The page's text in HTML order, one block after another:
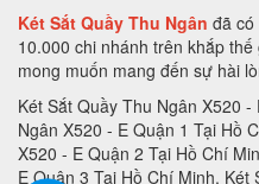
Két Sắt Quầy Thu Ngân đã có
10.000 chi nhánh trên khắp
mong muốn mang đến sự hài
Két Sắt Quầy Thu Ngân X520 - E Hồ Chí Minh, Két Sắt Quầy Thu Ngân X520 - E Quận 1 Tại Hồ Chí Minh, Két Sắt Quầy Thu Ngân X520 - E Quận 2 Tại Hồ Chí Minh, Két Sắt Quầy Thu Ngân X520 - E Quận 3 Tại Hồ Chí Minh, Két Sắt Quầy Thu Ngân X520 - E Quận 4 Tại Hồ Chí Minh, Két Sắt Quầy Thu Ngân X520 - E Quận 5 Tại Hồ Chí Minh, Két Sắt Quầy Thu Ngân X520 - E Quận 6 Tại Hồ Chí Minh, Két Sắt Quầy Thu Ngân X520 - E Quận 7 Tại Hồ Chí Minh, Két Sắt Quầy Thu Ngân X520 - E Quận 9 Tại Hồ Chí Minh, Két Sắt Quầy Thu Ngân X520 - E Quận 10 Tại Hồ Chí Minh, Két Sắt Quầy Thu Ngân X520 - E Quận 11 Tại Hồ Chí Minh, Két Sắt Quầy Thu Ngân X520 - E Quận 12 Tại Hồ Chí Minh, Két Sắt Quầy Thu Ngân X520 - E Quận Thủ Đức Tại Hồ Chí Minh, Két Sắt Quầy Thu Ngân X520 - E Quận Bình Thạnh Tại Hồ Chí Minh, Két Sắt Quầy Thu Ngân X520 - E Quận Gò Vấp Tại Hồ Chí Minh, Két Sắt Quầy Thu Ngân X520 - E Quận Phú Nhuận Tại Hồ Chí Minh, Két Sắt Quầy Thu Ngân X520 - E Quận Tân Phú Tại Hồ Chí Minh, Két Sắt Quầy Thu Ngân X520 - E Quận Bình Tân Tại Hồ Chí Minh, Két Sắt Quầy Thu Ngân X520 - E Quận Tân Bình Tại Hồ Chí Minh, Két Sắt Quầy Thu Ngân X520 - E Hà Nội, Két Sắt Quầy Thu Ngân X520 - E Quận Ba Đình Hà Nội, Két Sắt Quầy Thu Ngân X520 - E Quận Hoàn Kiếm Hà Nội, Két Sắt Quầy Thu Ngân X520 - E Quận Hai Bà Trưng Hà Nội, Két Sắt Quầy Thu Ngân X520 - E Quận Đống Đa Hà Nội, Két Sắt Quầy Thu Ngân X520 - E Quận Tây Hồ Hà Nội, Két Sắt Quầy Thu Ngân X520 - E Quận Đống Đa Hà Nội, Két Sắt Quầy Thu Ngân X520 - E Quận Thanh Xuân Hà Nội, Két Sắt Quầy Thu Ngân X520 - E Quận Hoàng Mai Hà Nội, Két Sắt Quầy Thu Ngân X520 - E Quận Long Biên Hà Nội, Két Sắt Quầy Thu Ngân X520 - E Quận Đống Đa Hà Nội, Két Sắt Quầy Thu Ngân X520 - E Huyện Thanh Trì Hà Nội, Két Sắt Quầy Thu Ngân X520 - E Huyện Gia Lâm Hà Nội, Két Sắt Quầy Thu Ngân X520 - E Huyện Đông Anh Hà Nội, Két Sắt Quầy Thu Ngân X520 - E Huyện Sóc Sơn Hà Nội, Két Sắt Quầy Thu Ngân X520 - E Quận Hà Đông Hà Nội, Két Sắt Quầy Thu Ngân X520 - E Thị xã Sơn Tây Hà Nội, Két Sắt Quầy Thu Ngân X520 - E Huyện Ba Vì Hà Nội, Két Sắt Quầy Thu Ngân X520 - E Huyện Phúc Thọ Hà Nội, Két Sắt Quầy Thu Ngân X520 - E Huyện Thạch Thất Hà Nội, Két Sắt Quầy Thu Ngân X520 - E Huyện Quốc Oai Hà Nội, Két Sắt Quầy Thu Ngân X520 - E Huyện Chương Mỹ Hà Nội, Két Sắt Quầy Thu Ngân X520 - E Huyện Đan Phượng Hà Nội, Két Sắt Quầy Thu Ngân X520 - E Huyện Hoài Đức Hà Nội, Két Sắt Quầy Thu Ngân X520 - E Huyện Thanh Oai Hà Nội, Két Sắt Quầy Thu Ngân X520 - E Huyện Mỹ Đức Hà Nội, Két Sắt Quầy Thu Ngân X520 - E Huyện Ứng Hoà Hà Nội, Két Sắt Quầy Thu Ngân X520 - E Huyện Thường Tín Hà Nội, Két Sắt Quầy Thu Ngân X520 - E Huyện Phú Xuyên Hà Nội, Két Sắt Quầy Thu Ngân X520 - E Huyện Mê Linh Hà Nội, Két Sắt Quầy Thu Ngân X520 - E Quận Nam Từ Liên Hà Nội, Két Sắt Quầy Thu Ngân X520 - E An Giang, Két Sắt Quầy Thu Ngân X520 - E Thành phố Long Xuyên Tỉnh An Giang, Két Sắt Quầy Thu Ngân X520 - E Thành phố Châu Đốc Tỉnh An Giang, Két Sắt Quầy Thu Ngân X520 - E Huyện An Phú Tỉnh An Giang, Két Sắt Quầy Thu Ngân X520 - E Thị xã Tân Châu, Két Sắt Quầy Thu Ngân X520 - E Huyện Phú Tân, Két Sắt Quầy Thu Ngân X520 - E Huyện Châu Phú, Két Sắt Quầy Thu Ngân X520 - E Huyện Tịnh Biên, Két Sắt Quầy Thu Ngân X520 - E Huyện Tri Tôn, Két Sắt Quầy Thu Ngân X520 - E Huyện Châu Thành Tỉnh An Giang, Két Sắt Quầy Thu Ngân X520 - E Huyện Chợ Mới Tỉnh An Giang, Két Sắt Quầy Thu Ngân X520 - E Huyện Thoại Sơn Tỉnh An Giang, Két Sắt Quầy Thu Ngân X520 - E Vũng Tàu, Két Sắt Quầy Thu Ngân X520 - E Thành phố Vũng Tàu Tại Bà Rịa - Vũng Tàu, Két Sắt Quầy Thu Ngân X520 - E Thành phố Bà Rịa Tại Bà Rịa - Vũng Tàu, Két Sắt Quầy Thu Ngân X520 - E Huyện Châu Đức Tại Bà Rịa - Vũng Tàu, Két Sắt Quầy Thu Ngân X520 - E Huyện Xuyên Mộc Tại Bà Rịa - Vũng Tàu, Két Sắt Quầy Thu Ngân X520 - E Huyện Long Điền Tại Bà Rịa - Két Sắt Quầy Thu Ngân X520 - E Cần Thơ, Két Sắt Quầy Thu Ngân X520 - E Tại Thành phố Cần Thơ Tỉnh Cần Thơ, Két Sắt Quầy Thu Ngân X520 - E Tại Quận Ninh Kiều Tỉnh Cần Thơ, Két Sắt Quầy Thu Ngân X520 - E Tại Quận Ô Môn Tỉnh Cần Thơ, Két Sắt Quầy Thu Ngân X520 - E Tại Quận Bình Thuỷ Tỉnh Cần Thơ, Két Sắt Quầy Thu Ngân X520 - E Tại Quận Cái Răng Tỉnh Cần Thơ, Két Sắt Quầy Thu Ngân X520 - E Tại Quận Thốt Nốt Tỉnh Cần Thơ, Két Sắt Quầy Thu Ngân X520 - E Tại Huyện Vĩnh Thạnh Tỉnh Cần Thơ, Két Sắt Quầy Thu Ngân X520 - E Tại Huyện Cờ Đỏ Tỉnh Cần Thơ, Két Sắt Quầy Thu Ngân X520 - E Tại Huyện Phong Điền Tỉnh Cần Thơ, Két Sắt Quầy Thu Ngân X520 - E Tại Huyện Thới Lai Tỉnh Cần Thơ, Két Sắt Quầy Thu Ngân X520 - E Đà Nẵng, Két Sắt Quầy Thu Ngân X520 - E Tại Thành phố Đà Nẵng Tỉnh Đà Nẵng, Két Sắt Quầy Thu Ngân X520 - E Tại Quận Liên Chiểu Tỉnh Đà Nẵng, Két Sắt Quầy Thu Ngân X520 - E Tại Quận Thanh Khê Tỉnh Đà